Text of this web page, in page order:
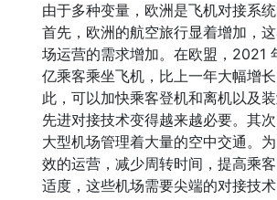
由于多种变量，欧洲是飞机对接系统
首先，欧洲的航空旅行显着增加，
场运营的需求增加。在欧盟，2021
亿乘客乘坐飞机，比上一年大幅增
此，可以加快乘客登机和离机以及
先进对接技术变得越来越必要。其
大型机场管理着大量的空中交通。
效的运营，减少周转时间，提高乘
适度，这些机场需要尖端的对接技术